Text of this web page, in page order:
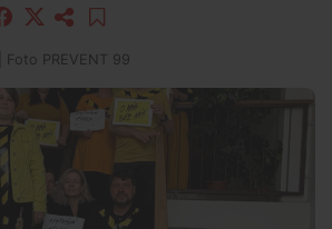
| Foto PREVENT 99